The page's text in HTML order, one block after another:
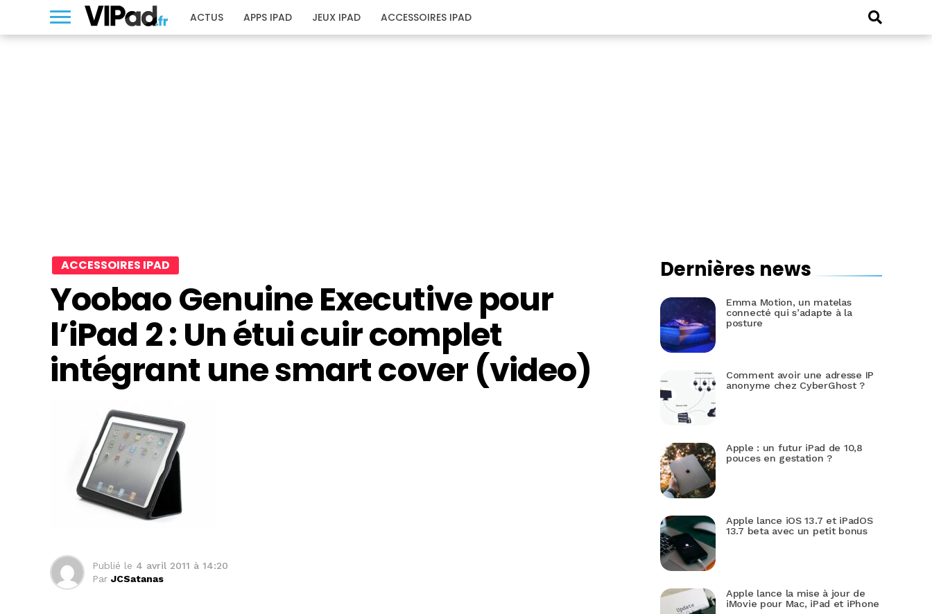
ACTUS APPS IPAD JEUX IPAD ACCESSOIRES IPAD
ACCESSOIRES IPAD
Yoobao Genuine Executive pour
l’iPad 2 : Un étui cuir complet
intégrant une smart cover (video)
Publié le 4 avril 2011 à 14:20
Par JCSatanas
Dernières news
Emma Motion, un matelas
connecté qui s’adapte à la
posture
Comment avoir une adresse IP
anonyme chez CyberGhost ?
Apple : un futur iPad de 10,8
pouces en gestation ?
Apple lance iOS 13.7 et iPadOS
13.7 beta avec un petit bonus
Apple lance la mise à jour de
iMovie pour Mac, iPad et iPhone